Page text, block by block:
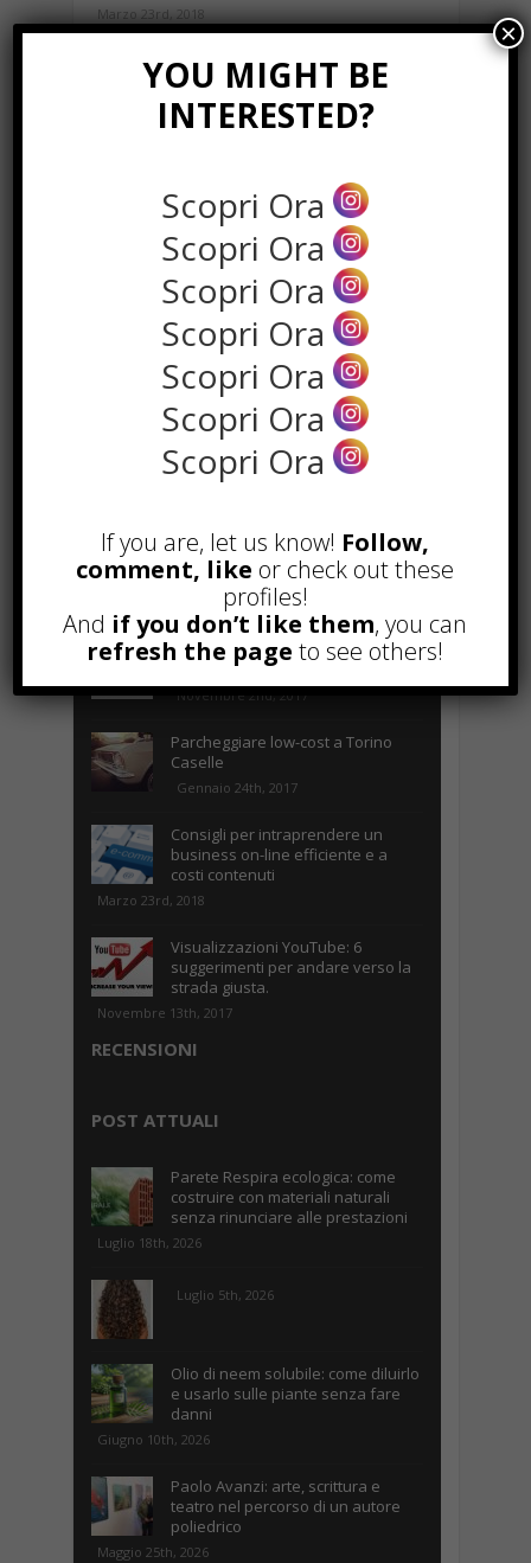
Marzo 23rd, 2018
NEWS IN UNA FOTO
Alcuni trucchi per avere un blog di
successo
Novembre 22nd, 2016
Comprare visite YouTube: i 5
vantaggi TOP!
Novembre 2nd, 2017
Parcheggiare low-cost a Torino
Caselle
Gennaio 24th, 2017
Consigli per intraprendere un
business on-line efficiente e a
costi contenuti
Marzo 23rd, 2018
Visualizzazioni YouTube: 6
suggerimenti per andare verso la
strada giusta.
Novembre 13th, 2017
RECENSIONI
POST ATTUALI
Parete Respira ecologica: come
costruire con materiali naturali
senza rinunciare alle prestazioni
Luglio 18th, 2026
Luglio 5th, 2026
Olio di neem solubile: come diluirlo
e usarlo sulle piante senza fare
danni
Giugno 10th, 2026
Paolo Avanzi: arte, scrittura e
teatro nel percorso di un autore
poliedrico
Maggio 25th, 2026
YOU MIGHT BE
INTERESTED?
Scopri Ora
Scopri Ora
Scopri Ora
Scopri Ora
Scopri Ora
Scopri Ora
Scopri Ora
If you are, let us know! Follow,
comment, like or check out these
profiles!
And if you don’t like them, you can
refresh the page to see others!
×